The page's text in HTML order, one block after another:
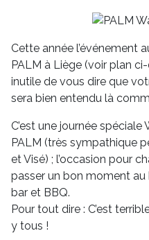
Cette année l’événement
PALM à Liège (voir plan
inutile de vous dire que
sera bien entendu là
C’est une journée
PALM (très sympathique
et Visé) ; l’occasion pour
passer un bon moment au
bar et BBQ.
Pour tout dire : C’est
y tous !